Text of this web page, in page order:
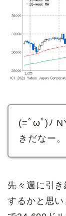
(=ﾟωﾟ)ﾉ
きだなー。
先々週に引
するかと思